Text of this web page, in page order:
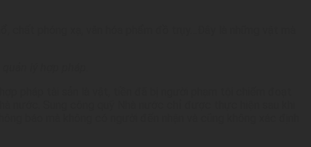
chất phóng xạ, văn hóa phẩm đồ trụy…Đây là những vật mà
pháp tài sản là vật, tiền đã bị người phạm tội chiếm đoạt
nước. Sung công quỹ Nhà nước chỉ được thực hiện sau khi
báo mà không có người đến nhận và cũng không xác định